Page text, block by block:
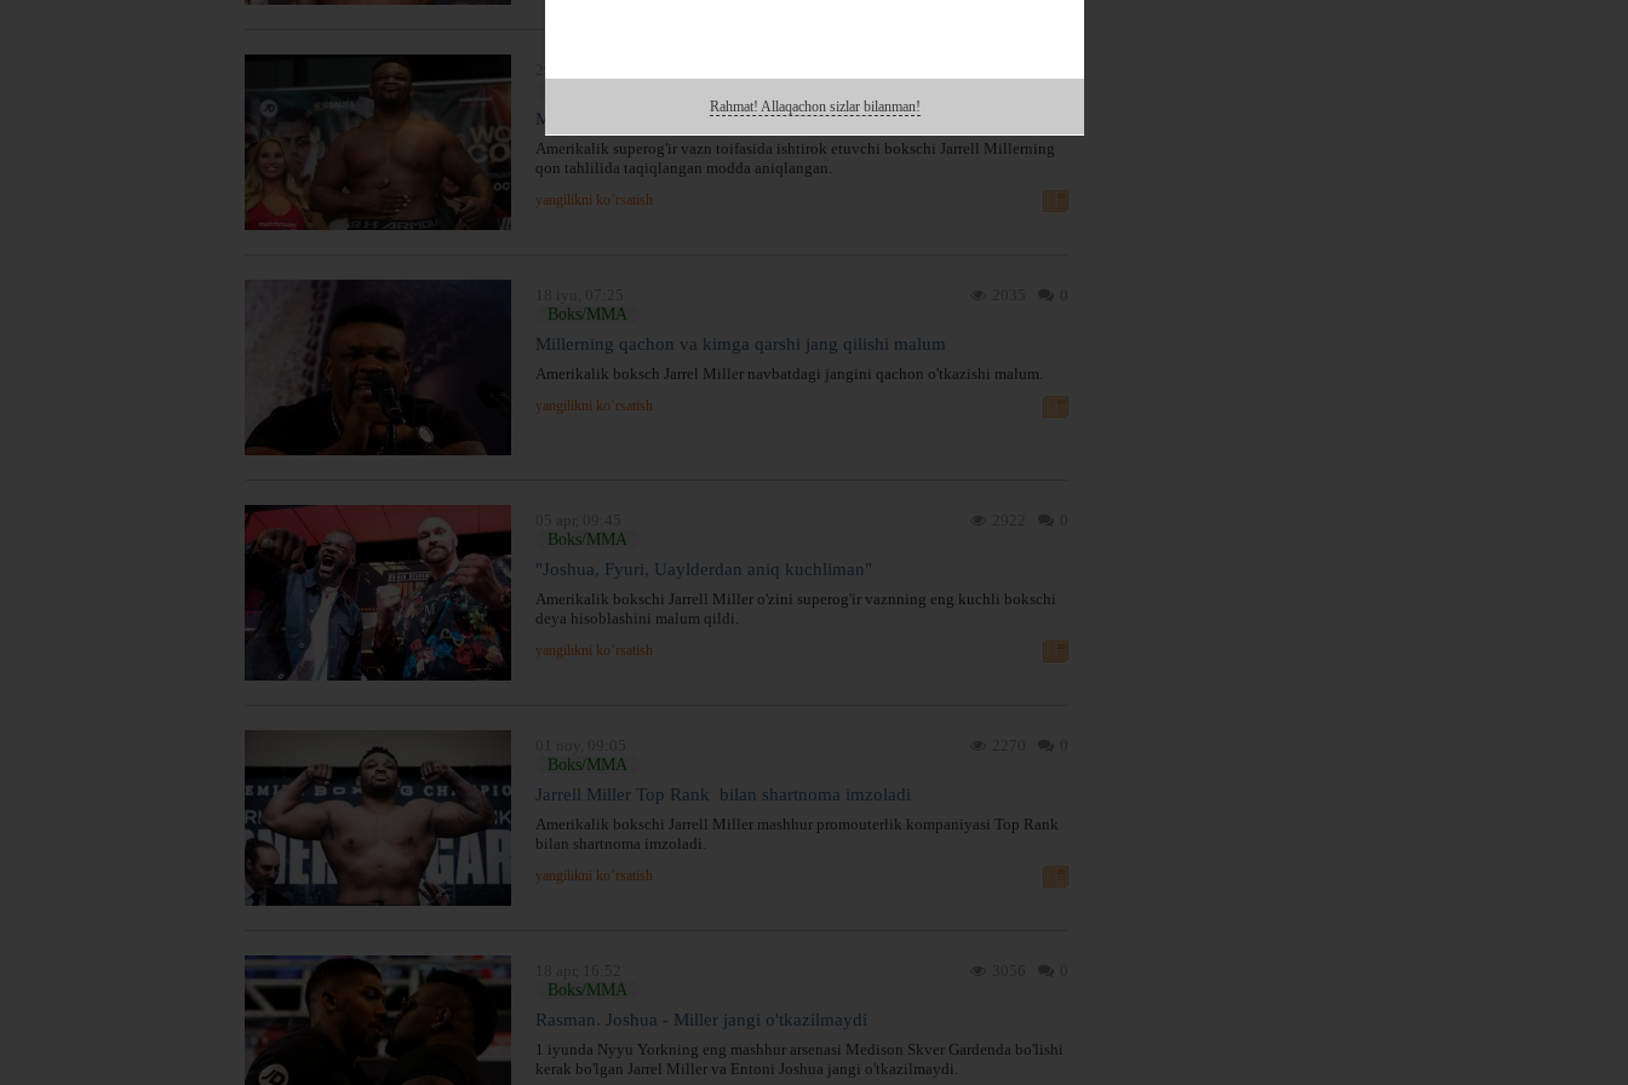
Miller uchinchi marta dopingdan o'ta olmadi
Amerikalik superog'ir vazn toifasida ishtirok etuvchi bokschi Jarrell Millerning
qon tahlilida taqiqlangan modda aniqlangan.
yangilikni ko’rsatish
Boks/MMA
Millerning qachon va kimga qarshi jang qilishi malum
Amerikalik boksch Jarrel Miller navbatdagi jangini qachon o'tkazishi malum.
yangilikni ko’rsatish
Boks/MMA
"Joshua, Fyuri, Uaylderdan aniq kuchliman"
Amerikalik bokschi Jarrell Miller o'zini superog'ir vaznning eng kuchli bokschi
deya hisoblashini malum qildi.
yangilikni ko’rsatish
Boks/MMA
Jarrell Miller Top Rank ​ bilan shartnoma imzoladi
Amerikalik bokschi Jarrell Miller mashhur promouterlik kompaniyasi Top Rank ​
bilan shartnoma imzoladi.
yangilikni ko’rsatish
Boks/MMA
Rasman. Joshua - Miller jangi o'tkazilmaydi
1 iyunda Nyyu Yorkning eng mashhur arsenasi Medison Skver Gardenda bo'lishi
kerak bo'lgan Jarrel Miller va Entoni Joshua jangi o'tkazilmaydi.
Rahmat! Allaqachon sizlar bilanman!